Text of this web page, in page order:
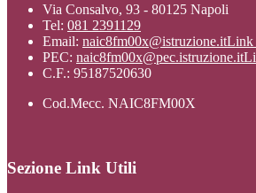
Via Consalvo, 93 - 80125 Napoli
Tel: 081 2391129
Email: naic8fm00x@istruzione.itLink
PEC: naic8fm00x@pec.istruzione.it
C.F.: 95187520630
Cod.Mecc. NAIC8FM00X
Sezione Link Utili